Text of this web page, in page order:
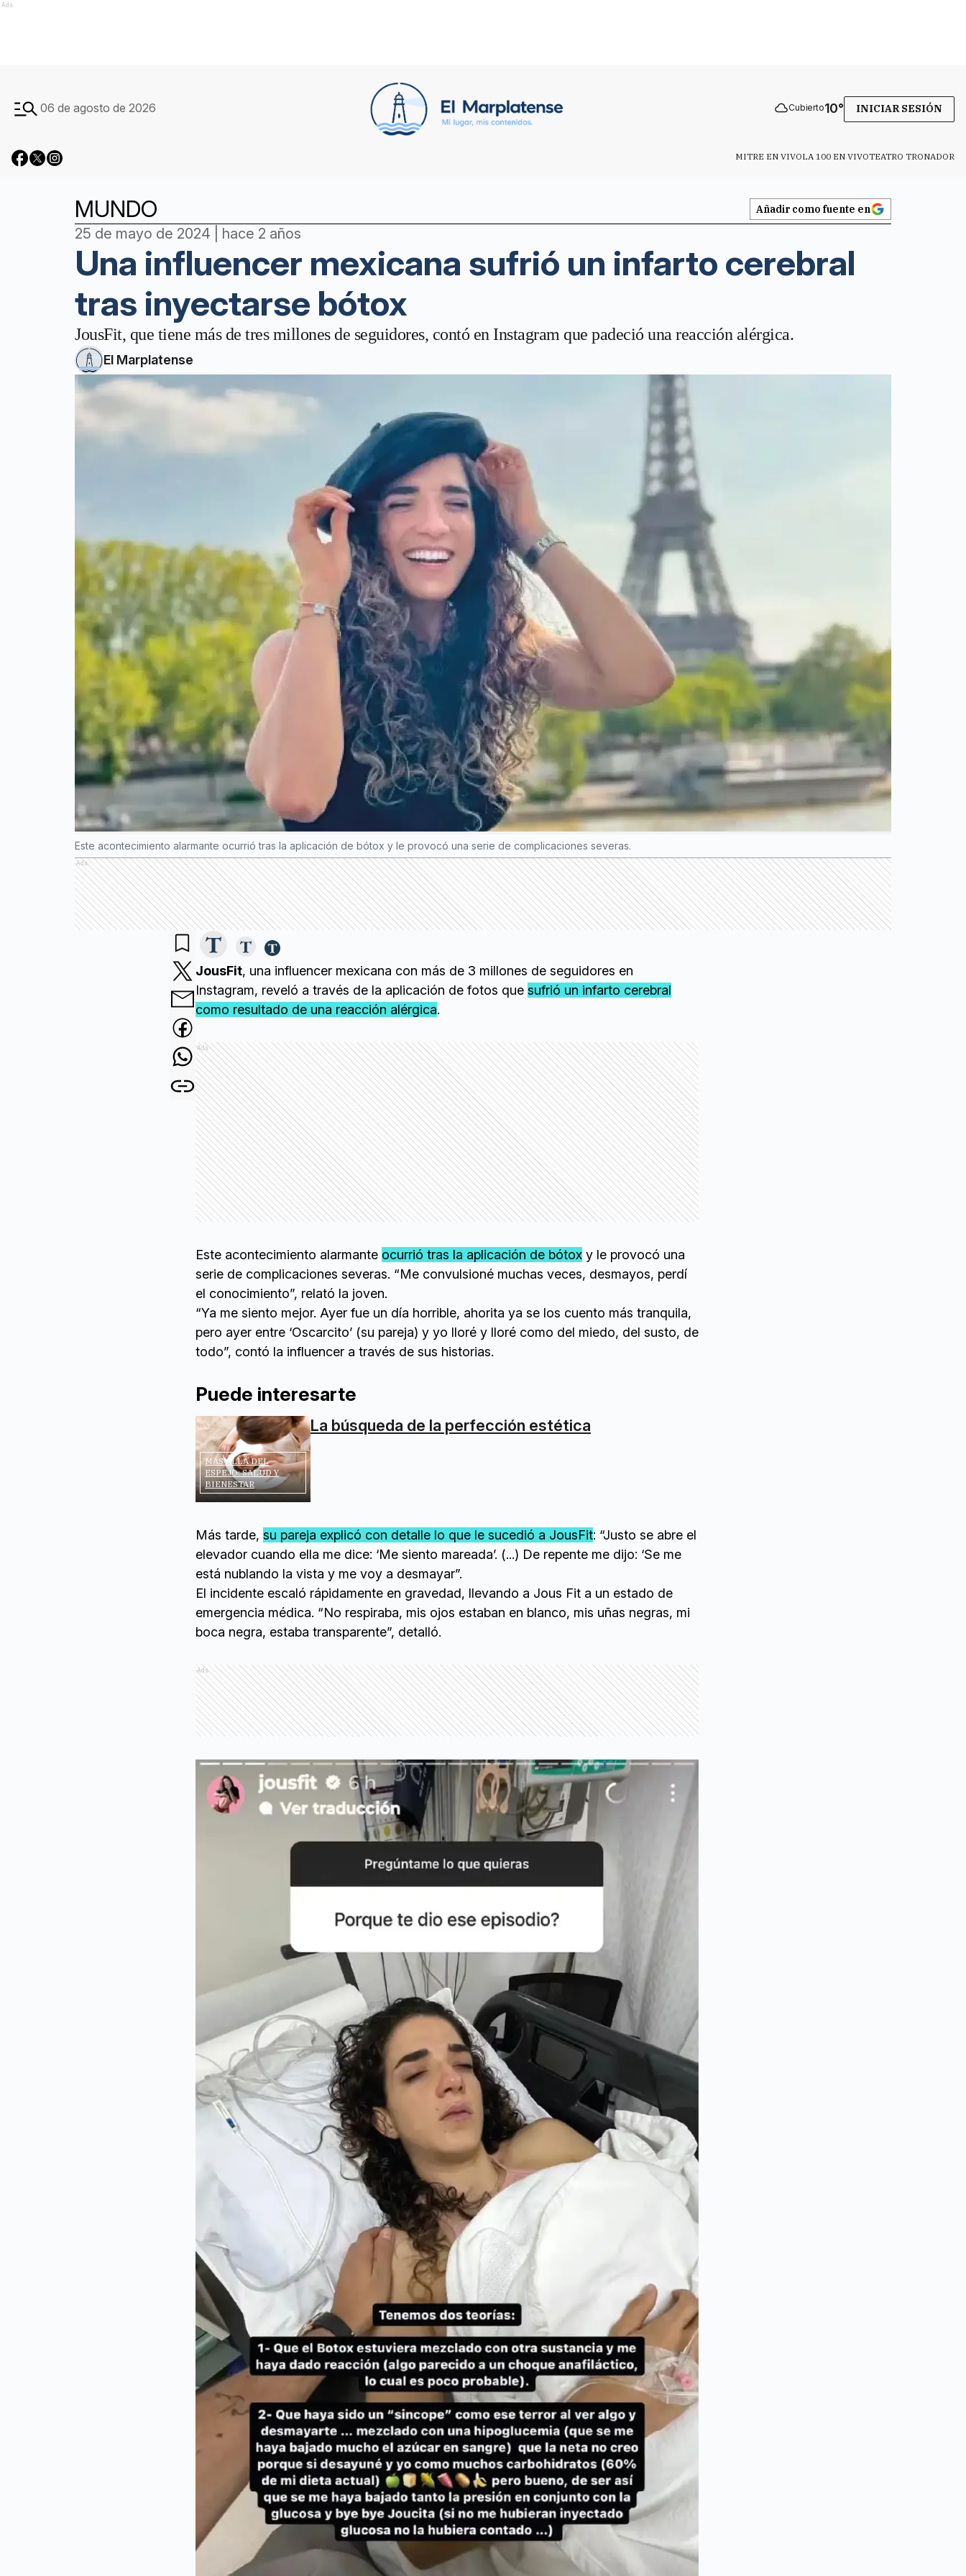
Ads
06 de agosto de 2026 Cubierto10° INICIAR SESIÓN
MITRE EN VIVOLA 100 EN VIVOTEATRO TRONADOR
MUNDO Añadir como fuente en
25 de mayo de 2024 | hace 2 años
Una influencer mexicana sufrió un infarto cerebral
tras inyectarse bótox
JousFit, que tiene más de tres millones de seguidores, contó en Instagram que padeció una reacción alérgica.
El Marplatense
Este acontecimiento alarmante ocurrió tras la aplicación de bótox y le provocó una serie de complicaciones severas.
Ads
JousFit, una influencer mexicana con más de 3 millones de seguidores en
Instagram, reveló a través de la aplicación de fotos que sufrió un infarto cerebral
como resultado de una reacción alérgica.
Ads
Este acontecimiento alarmante ocurrió tras la aplicación de bótox y le provocó una
serie de complicaciones severas. “Me convulsioné muchas veces, desmayos, perdí
el conocimiento”, relató la joven.
“Ya me siento mejor. Ayer fue un día horrible, ahorita ya se los cuento más tranquila,
pero ayer entre ‘Oscarcito’ (su pareja) y yo lloré y lloré como del miedo, del susto, de
todo”, contó la influencer a través de sus historias.
Puede interesarte
MÁS ALLÁ DEL
ESPEJO: SALUD Y
BIENESTAR
La búsqueda de la perfección estética
Más tarde, su pareja explicó con detalle lo que le sucedió a JousFit: “Justo se abre el
elevador cuando ella me dice: ‘Me siento mareada’. (...) De repente me dijo: ‘Se me
está nublando la vista y me voy a desmayar”.
El incidente escaló rápidamente en gravedad, llevando a Jous Fit a un estado de
emergencia médica. “No respiraba, mis ojos estaban en blanco, mis uñas negras, mi
boca negra, estaba transparente”, detalló.
Ads